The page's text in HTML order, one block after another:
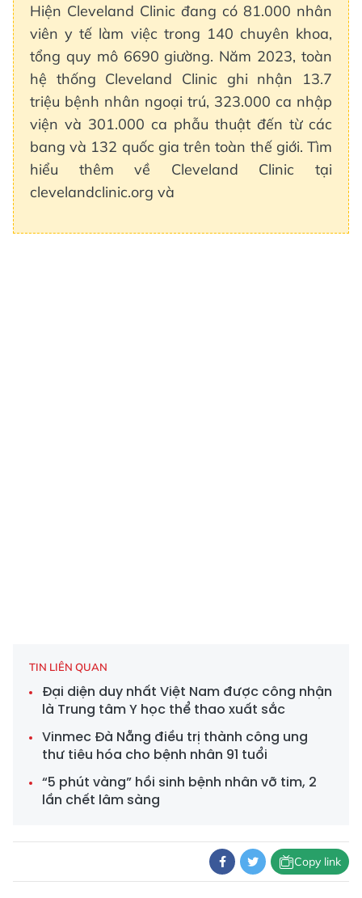
Hiện Cleveland Clinic đang có 81.000 nhân
viên y tế làm việc trong 140 chuyên khoa,
tổng quy mô 6690 giường. Năm 2023, toàn
hệ thống Cleveland Clinic ghi nhận 13.7
triệu bệnh nhân ngoại trú, 323.000 ca nhập
viện và 301.000 ca phẫu thuật đến từ các
bang và 132 quốc gia trên toàn thế giới. Tìm
hiểu thêm về Cleveland Clinic tại
clevelandclinic.org và
TIN LIÊN QUAN
Đại diện duy nhất Việt Nam được công nhận
là Trung tâm Y học thể thao xuất sắc
Vinmec Đà Nẵng điều trị thành công ung
thư tiêu hóa cho bệnh nhân 91 tuổi
“5 phút vàng” hồi sinh bệnh nhân vỡ tim, 2
lần chết lâm sàng
Copy link